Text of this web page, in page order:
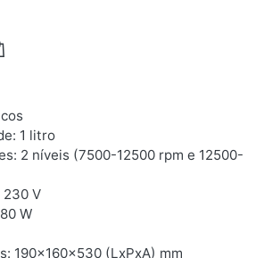
1 litro
2 níveis (7500-12500 rpm e 12500-
230 V
W
190x160x530 (LxPxA) mm